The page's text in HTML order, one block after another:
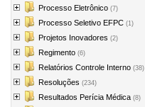
Processo Eletrônico (7)
Processo Seletivo EFPC (1)
Projetos Inovadores (2)
Regimento (6)
Relatórios Controle Interno (38)
Resoluções (234)
Resultados Perícia Médica (8)